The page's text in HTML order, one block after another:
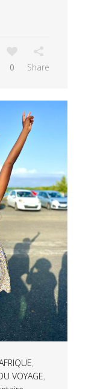
0 Share
,
VOYAGE,